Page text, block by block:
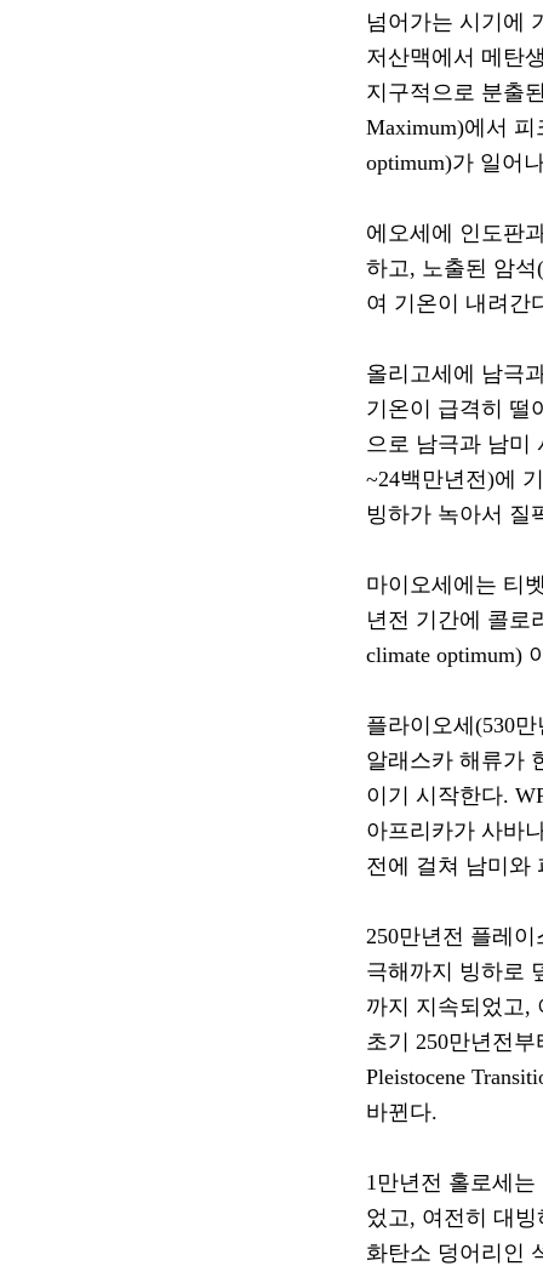
넘어가는 시기에
저산맥에서 메탄
지구적으로 분출
Maximum)에서 피
optimum)가 일어
에오세에 인도판
하고, 노출된 암석(
여 기온이 내려간
올리고세에 남극
기온이 급격히 떨
으로 남극과 남미
~24백만년전)에
빙하가 녹아서 질
마이오세에는 티
년전 기간에 콜로
climate optimum)
플라이오세 (530만
알래스카 해류가
이기 시작한다.
아프리카가 사바
전에 걸쳐 남미와
250만년전 플레이
극해까지 빙하로
까지 지속되었고,
초기
250만년전
Pleistocene
바뀐다.
1만년전 홀로세
었고, 여전히 대
화탄소 덩어리인